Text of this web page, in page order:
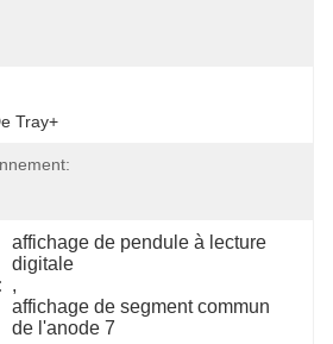
Tray+
affichage de pendule à lecture
digitale
,
affichage de segment commun
de l'anode 7